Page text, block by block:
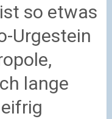
so etwas
Urgestein
lange